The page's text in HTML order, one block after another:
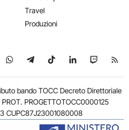
Travel
Produzioni
X su YouTube
Seguici su WhatsApp
Seguici su Telegram
Seguici su TikTok
Seguici su
Seguici
bando TOCC Decreto Direttoriale
PROGETTOTOCC0000125
CUPC87J23001080008